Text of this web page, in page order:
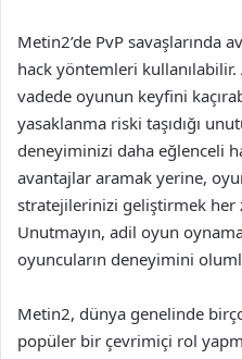
Metin2’de PvP savaşlarında
hack yöntemleri
vadede oyunun keyfini
yasaklanma riski taşıdığı
deneyiminizi daha eğlenceli
avantajlar aramak yerine,
stratejilerinizi geliştirmek her
Unutmayın, adil oyun
oyuncuların deneyimini
Metin2, dünya genelinde
popüler bir çevrimiçi rol